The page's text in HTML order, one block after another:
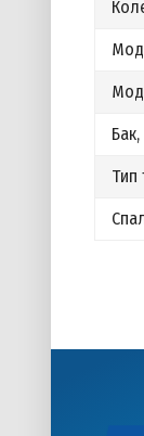
Бак,
Тип